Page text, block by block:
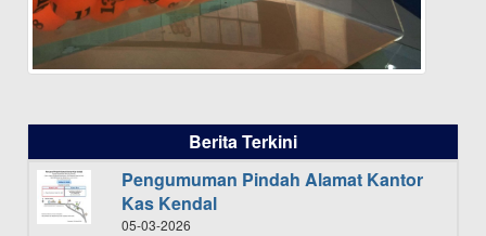
Berita Terkini
Pengumuman Pindah Alamat Kantor
Kas Kendal
05-03-2026